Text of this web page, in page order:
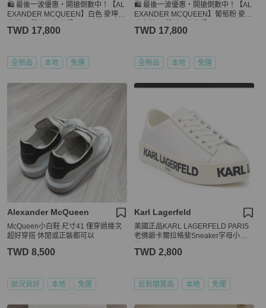
🛍️ 最後一波優惠・開搶倒數中！【AL
EXANDER MCQUEEN】白色 麥坤小
TWD 17,800
全新品 本地 免運
🛍️ 最後一波優惠・開搶倒數中！【AL
EXANDER MCQUEEN】葡萄粉 麥坤
TWD 17,800
全新品 本地 免運
Alexander McQueen
McQueen小白鞋 尺寸41 僅穿過幾次
超好穿搭 休閒或正裝都可以
TWD 8,500
狀況良好 本地 免運
Karl Lagerfeld
美國正品KARL LAGERFELD PARIS
老佛爺卡爾拉格斐Sneaker字母小白
TWD 2,800
近新閒置品 本地 免運